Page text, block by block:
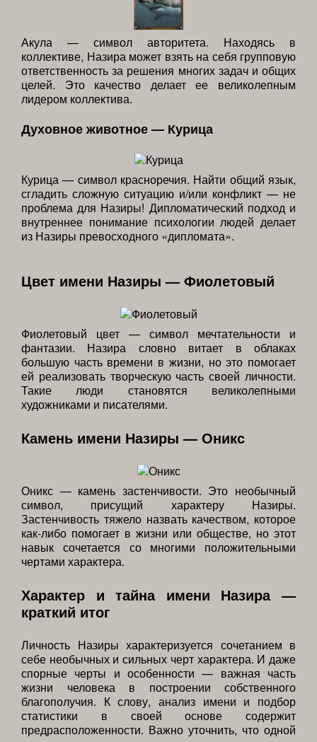
Акула — символ авторитета. Находясь в
коллективе, Назира может взять на себя групповую
ответственность за решения многих задач и общих
целей. Это качество делает ее великолепным
лидером коллектива.
Духовное животное — Курица
Курица — символ красноречия. Найти общий язык,
сгладить сложную ситуацию и/или конфликт — не
проблема для Назиры! Дипломатический подход и
внутреннее понимание психологии людей делает
из Назиры превосходного «дипломата».
Цвет имени Назиры — Фиолетовый
Фиолетовый цвет — символ мечтательности и
фантазии. Назира словно витает в облаках
большую часть времени в жизни, но это помогает
ей реализовать творческую часть своей личности.
Такие люди становятся великолепными
художниками и писателями.
Камень имени Назиры — Оникс
Оникс — камень застенчивости. Это необычный
символ, присущий характеру Назиры.
Застенчивость тяжело назвать качеством, которое
как-либо помогает в жизни или обществе, но этот
навык сочетается со многими положительными
чертами характера.
Характер и тайна имени Назира —
краткий итог
Личность Назиры характеризуется сочетанием в
себе необычных и сильных черт характера. И даже
спорные черты и особенности — важная часть
жизни человека в построении собственного
благополучия. К слову, анализ имени и подбор
статистики в своей основе содержит
предрасположенности. Важно уточнить, что одной